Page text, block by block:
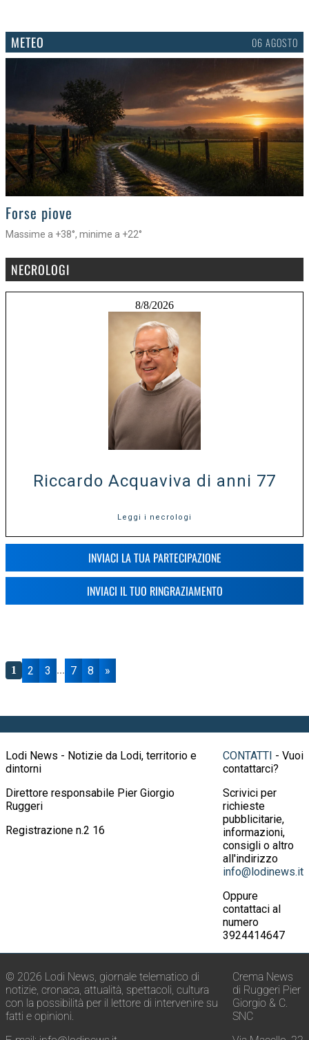
METEO 06 AGOSTO
>
Forse piove
Massime a +38°, minime a +22°
NECROLOGI
8/8/2026
Riccardo Acquaviva di anni 77
Leggi i necrologi
INVIACI LA TUA PARTECIPAZIONE
INVIACI IL TUO RINGRAZIAMENTO
1 2 3 ... 7 8 »
Lodi News - Notizie da Lodi, territorio e
dintorni
Direttore responsabile Pier Giorgio
Ruggeri
Registrazione n.2 16
CONTATTI - Vuoi
contattarci?
Scrivici per
richieste
pubblicitarie,
informazioni,
consigli o altro
all'indirizzo
info@lodinews.it
Oppure
contattaci al
numero
3924414647
© 2026 Lodi News, giornale telematico di
notizie, cronaca, attualità, spettacoli, cultura
con la possibilità per il lettore di intervenire su
fatti e opinioni.
Crema News
di Ruggeri Pier
Giorgio & C.
SNC